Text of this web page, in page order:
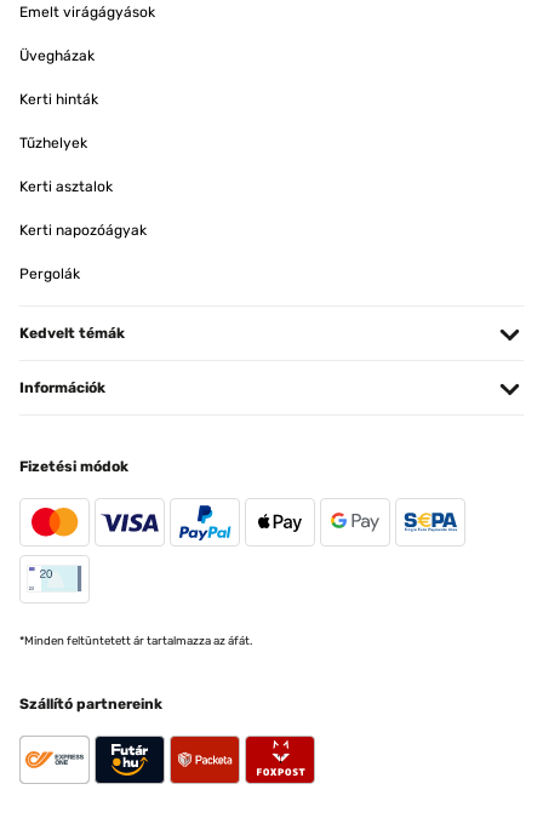
Emelt virágágyások
Üvegházak
Kerti hinták
Tűzhelyek
Kerti asztalok
Kerti napozóágyak
Pergolák
Kedvelt témák
Információk
Fizetési módok
*Minden feltüntetett ár tartalmazza az áfát.
Szállító partnereink